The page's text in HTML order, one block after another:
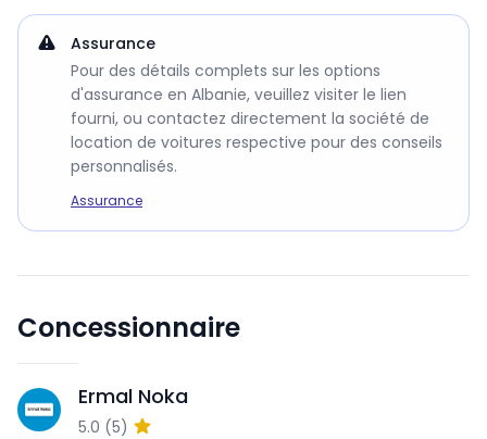
Assurance
Pour des détails complets sur les options
d'assurance en Albanie, veuillez visiter le lien
fourni, ou contactez directement la société de
location de voitures respective pour des conseils
personnalisés.
Assurance
Concessionnaire
EN Ermal Noka
5.0 (5)